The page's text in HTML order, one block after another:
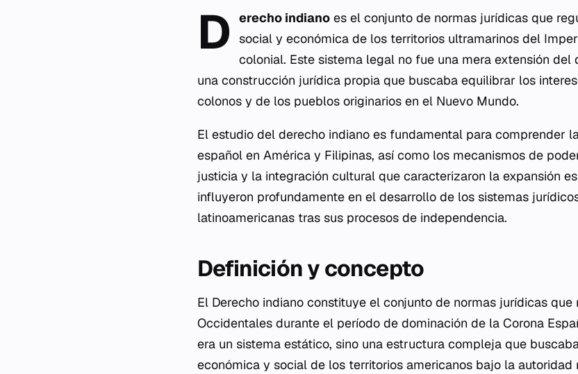
D erecho indiano es el conjunto de normas jurídicas que
social y económica de los territorios ultramarinos del
colonial. Este sistema legal no fue una mera extensión del
una construcción jurídica propia que buscaba equilibrar los
colonos y de los pueblos originarios en el Nuevo Mundo.
El estudio del derecho indiano es fundamental para comprender
español en América y Filipinas, así como los mecanismos de
justicia y la integración cultural que caracterizaron la expansión
influyeron profundamente en el desarrollo de los sistemas
latinoamericanas tras sus procesos de independencia.
Definición y concepto
El Derecho indiano constituye el conjunto de normas jurídicas que
Occidentales durante el período de dominación de la Corona
era un sistema estático, sino una estructura compleja que
económica y social de los territorios americanos bajo la autoridad